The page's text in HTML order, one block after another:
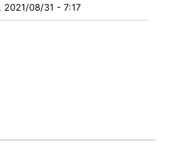
2021/08/31 - 7:17